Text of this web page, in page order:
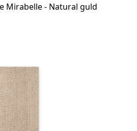
Mirabelle - Natural guld